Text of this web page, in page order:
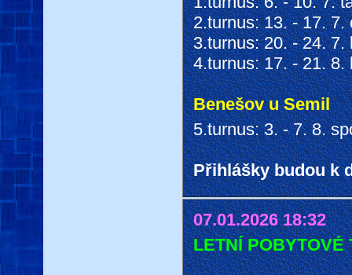
2.turnus: 13. - 17. 7.
3.turnus: 20. - 24.
4.turnus: 17. - 21.
Benešov u Semil
5.turnus: 3. - 7. 8.
Přihlášky budou k
07.01.2026 18:32
LETNÍ POBYTOVÉ